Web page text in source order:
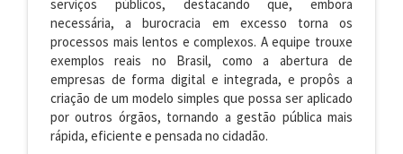
serviços públicos, destacando que, embora
necessária, a burocracia em excesso torna os
processos mais lentos e complexos. A equipe trouxe
exemplos reais no Brasil, como a abertura de
empresas de forma digital e integrada, e propôs a
criação de um modelo simples que possa ser aplicado
por outros órgãos, tornando a gestão pública mais
rápida, eficiente e pensada no cidadão.